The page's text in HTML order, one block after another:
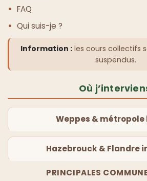
FAQ
Qui suis-je ?
Information : les cours collectifs
suspendus.
Où
Weppes &
Hazebrouck & Flandre
PRINCIPALES